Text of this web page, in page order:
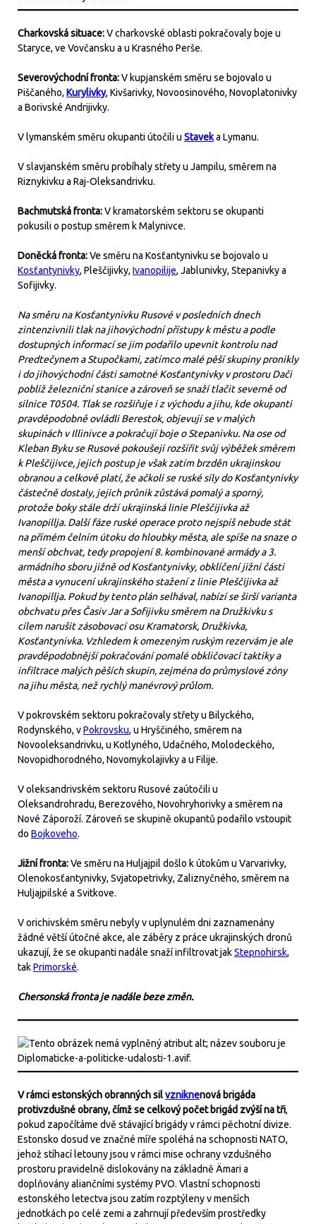
Charkovská situace:V charkovské oblasti pokračovaly boje u
Staryce, ve Vovčansku a u Krasného Perše.
Severovýchodní fronta:V kupjanském směru se bojovalo u
Piščaného, Kurylivky, Kivšarivky, Novoosinového, Novoplatonivky
a Borivské Andrijivky.
V lymanském směru okupanti útočili u Staveka Lymanu.
V slavjanském směru probíhaly střety u Jampilu, směrem na
Riznykivku a Raj-Oleksandrivku.
Bachmutská fronta:V kramatorském sektoru se okupanti
pokusili o postup směrem k Malynivce.
Doněcká fronta:Ve směru na Kosťantynivku se bojovalo u
Kosťantynivky, Pleščijivky, Ivanopilije, Jablunivky, Stepanivky a
Sofijivky.
Na směru na Kosťantynivku Rusové v posledních dnech
zintenzivnili tlak na jihovýchodní přístupy k městu a podle
dostupných informací se jim podařilo upevnit kontrolu nad
Predtečynem a Stupočkami, zatímco malé pěší skupiny pronikly
i do jihovýchodní části samotné Kosťantynivky v prostoru Dači
poblíž železniční stanice a zároveň se snaží tlačit severně od
silnice T0504. Tlak se rozšiřuje i z východu a jihu, kde okupanti
pravděpodobně ovládli Berestok, objevují se v malých
skupinách v Illinivce a pokračují boje o Stepanivku. Na ose od
Kleban Byku se Rusové pokoušejí rozšířit svůj výběžek směrem
k Pleščijivce, jejich postup je však zatím brzděn ukrajinskou
obranou a celkově platí, že ačkoli se ruské síly do Kosťantynivky
částečně dostaly, jejich průnik zůstává pomalý a sporný,
protože boky stále drží ukrajinská linie Pleščijivka až
Ivanopillja. Další fáze ruské operace proto nejspíš nebude stát
na přímém čelním útoku do hloubky města, ale spíše na snaze o
menší obchvat, tedy propojení 8. kombinované armády a 3.
armádního sboru jižně od Kosťantynivky, obklíčení jižní části
města a vynucení ukrajinského stažení z linie Pleščijivka až
Ivanopillja. Pokud by tento plán selhával, nabízí se širší varianta
obchvatu přes Časiv Jar a Sofijivku směrem na Družkivku s
cílem narušit zásobovací osu Kramatorsk, Družkivka,
Kosťantynivka. Vzhledem k omezeným ruským rezervám je ale
pravděpodobnější pokračování pomalé obkličovací taktiky a
infiltrace malých pěších skupin, zejména do průmyslové zóny
na jihu města, než rychlý manévrový průlom.
V pokrovském sektoru pokračovaly střety u Bilyckého,
Rodynského, vPokrovsku, u Hryščiného, směrem na
Novooleksandrivku, u Kotlyného, Udačného, Molodeckého,
Novopidhorodného, Novomykolajivky a u Filije.
V oleksandrivském sektoru Rusové zaútočili u
Oleksandrohradu, Berezového, Novohryhorivky a směrem na
Nové Záporoží. Zároveň se skupině okupantů podařilo vstoupit
do Bojkoveho.
Jižní fronta:Ve směru na Huljajpil došlo k útokům u Varvarivky,
Olenokosťantynivky, Svjatopetrivky, Zaliznyčného, směrem na
Huljajpilské a Svitkove.
V orichivském směru nebyly v uplynulém dni zaznamenány
žádné větší útočné akce, ale záběry z práce ukrajinských dronů
ukazují, že se okupanti nadále snaží infiltrovat jakStepnohirsk,
takPrimorské.
Chersonská fronta je nadále beze změn.
V rámci estonských obranných silvzniknenová brigáda
protivzdušné obrany, čímž se celkový počet brigád zvýší na tři,
pokud započítáme dvě stávající brigády v rámci pěchotní divize.
Estonsko dosud ve značné míře spoléhá na schopnosti NATO,
jehož stíhací letouny jsou v rámci mise ochrany vzdušného
prostoru pravidelně dislokovány na základně Ämari a
doplňovány aliančními systémy PVO. Vlastní schopnosti
estonského letectva jsou zatím rozptýleny v menších
jednotkách po celé zemi a zahrnují především prostředky